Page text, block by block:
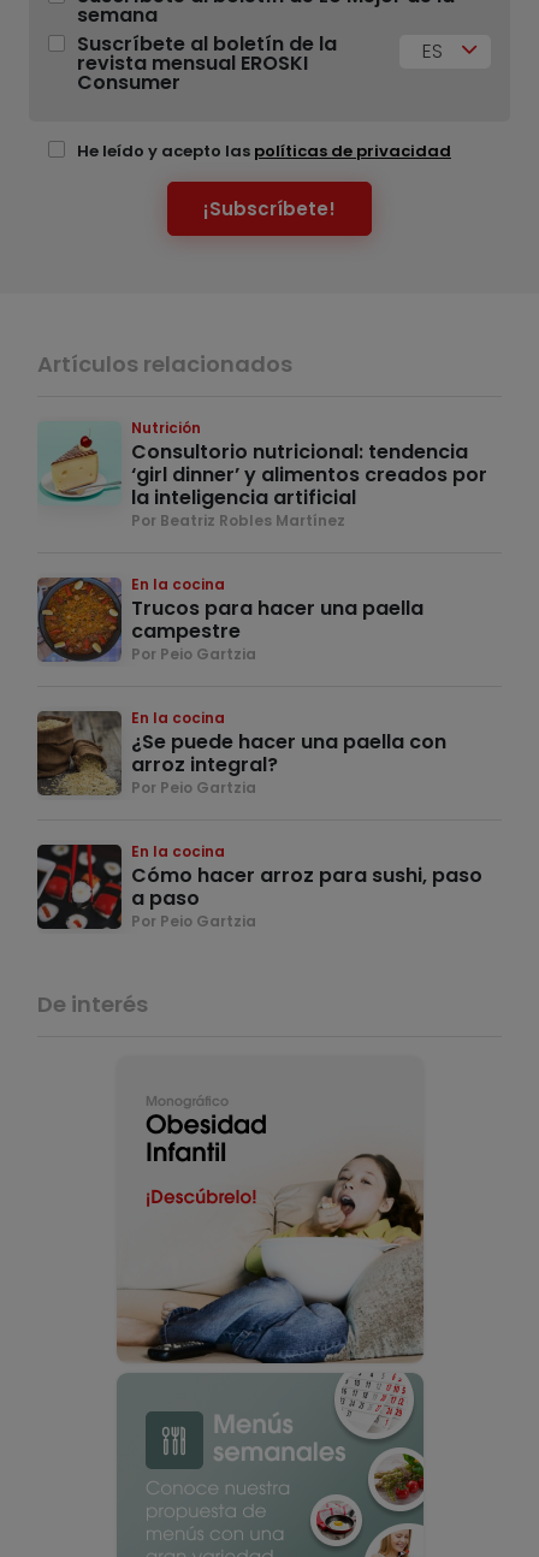
semana
Suscríbete al boletín de la
revista mensual EROSKI
Consumer
ES
He leído y acepto las políticas de privacidad
¡Subscríbete!
Artículos relacionados
Nutrición
Consultorio nutricional: tendencia
‘girl dinner’ y alimentos creados por
la inteligencia artificial
Por Beatriz Robles Martínez
En la cocina
Trucos para hacer una paella
campestre
Por Peio Gartzia
En la cocina
¿Se puede hacer una paella con
arroz integral?
Por Peio Gartzia
En la cocina
Cómo hacer arroz para sushi, paso
a paso
Por Peio Gartzia
De interés